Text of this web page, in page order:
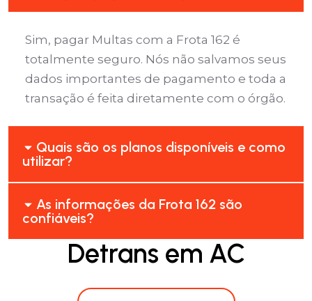
Sim, pagar Multas com a Frota 162 é
totalmente seguro. Nós não salvamos seus
dados importantes de pagamento e toda a
transação é feita diretamente com o órgão.
Quais são os planos disponíveis e como
utilizar?
As informações da Frota 162 são
confiáveis?
Detrans em AC